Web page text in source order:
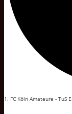
1. FC Köln Amateure - TuS